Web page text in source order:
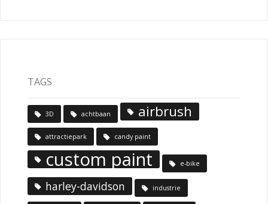
TAGS
3D achtbaan airbrush
attractiepark candy paint
custom paint e-bike
harley-davidson industrie